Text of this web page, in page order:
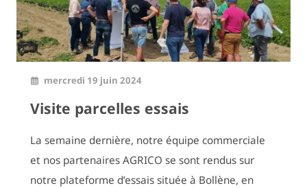
mercredi 19 juin 2024
Visite parcelles essais
La semaine dernière, notre équipe commerciale
et nos partenaires AGRICO se sont rendus sur
notre plateforme d’essais située à Bollène, en